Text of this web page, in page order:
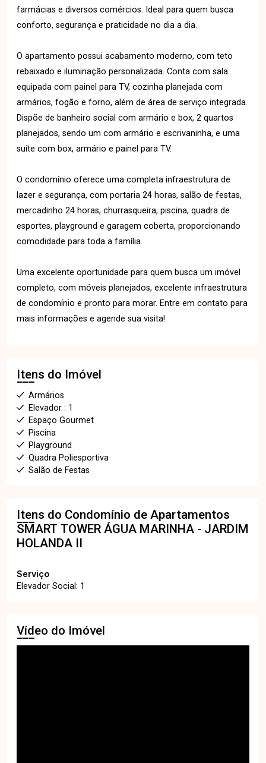
farmácias e diversos comércios. Ideal para quem busca
conforto, segurança e praticidade no dia a dia.
O apartamento possui acabamento moderno, com teto
rebaixado e iluminação personalizada. Conta com sala
equipada com painel para TV, cozinha planejada com
armários, fogão e forno, além de área de serviço integrada.
Dispõe de banheiro social com armário e box, 2 quartos
planejados, sendo um com armário e escrivaninha, e uma
suíte com box, armário e painel para TV.
O condomínio oferece uma completa infraestrutura de
lazer e segurança, com portaria 24 horas, salão de festas,
mercadinho 24 horas, churrasqueira, piscina, quadra de
esportes, playground e garagem coberta, proporcionando
comodidade para toda a família.
Uma excelente oportunidade para quem busca um imóvel
completo, com móveis planejados, excelente infraestrutura
de condomínio e pronto para morar. Entre em contato para
mais informações e agende sua visita!
Itens do Imóvel
Armários
Elevador : 1
Espaço Gourmet
Piscina
Playground
Quadra Poliesportiva
Salão de Festas
Itens do Condomínio de Apartamentos
SMART TOWER ÁGUA MARINHA - JARDIM
HOLANDA II
Serviço
Elevador Social: 1
Vídeo do Imóvel